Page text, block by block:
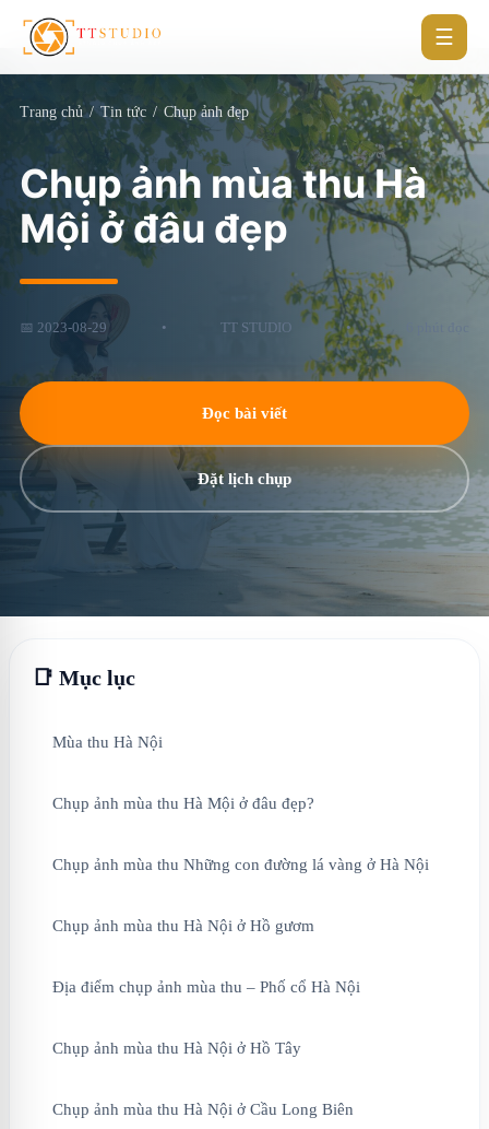
☰
Trang chủ / Tin tức / Chụp ảnh đẹp
Chụp ảnh mùa thu Hà
Mội ở đâu đẹp
📅 2023-08-29 • TT STUDIO •
Đọc bài viết
Đặt lịch chụp
📑 Mục lục
Mùa thu Hà Nội
Chụp ảnh mùa thu Hà Mội ở đâu đẹp?
Chụp ảnh mùa thu Những con đường lá vàng ở Hà Nội
Chụp ảnh mùa thu Hà Nội ở Hồ gươm
Địa điểm chụp ảnh mùa thu – Phố cổ Hà Nội
Chụp ảnh mùa thu Hà Nội ở Hồ Tây
Chụp ảnh mùa thu Hà Nội ở Cầu Long Biên